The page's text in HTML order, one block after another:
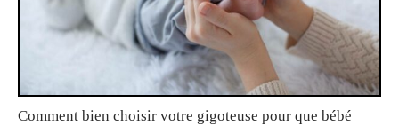
Comment bien choisir votre gigoteuse pour que bébé